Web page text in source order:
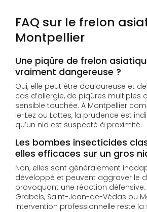
FAQ sur le frelon
Montpellier
Une piqûre de frelon
vraiment dangereuse ?
Oui, elle peut être douloureuse et
cas d’allergie, de piqûres multiples
sensible touchée. À Montpellier
le-Lez ou Lattes, la prudence est
qu’un nid est suspecté à proximité.
Les bombes insecticides
elles efficaces sur un gros
Non, elles sont généralement
développé et peuvent aggraver le
provoquant une réaction défensive.
Grabels, Saint-Jean-de-Védas ou
intervention professionnelle reste la